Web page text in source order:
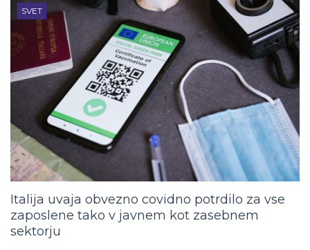
SVET
Italija uvaja obvezno covidno potrdilo za vse
zaposlene tako v javnem kot zasebnem
sektorju